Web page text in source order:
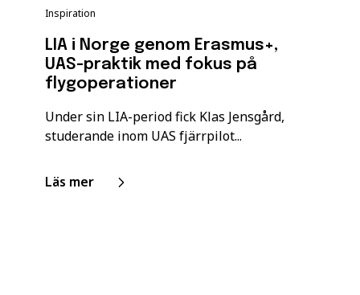
Inspiration
LIA i Norge genom Erasmus+,
UAS-praktik med fokus på
flygoperationer
Under sin LIA-period fick Klas Jensgård,
studerande inom UAS fjärrpilot...
Läs mer